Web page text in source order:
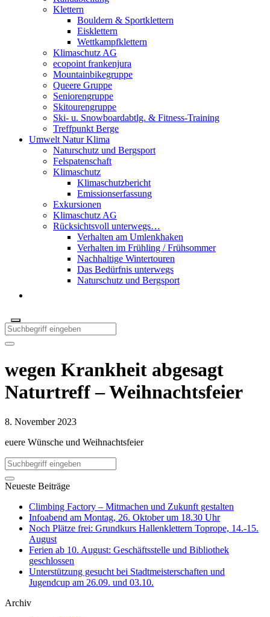
Klettern
Bouldern & Sportklettern
Eisklettern
Wettkampfklettern
Klimaschutz AG
ecopoint frankenjura
Mountainbikegruppe
Queere Gruppe
Seniorengruppe
Skitourengruppe
Ski- u. Snowboardabtlg. & Fitness-Training
Treffpunkt Berge
Umwelt Natur Klima
Naturschutz und Bergsport
Felspatenschaft
Klimaschutz
Klimaschutzbericht
Emissionserfassung
Exkursionen
Klimaschutz AG
Rücksichtsvoll unterwegs…
Verhalten am Umlenkhaken
Verhalten im Frühling / Frühsommer
Nachhaltige Wintertouren
Das Bedürfnis unterwegs
Naturschutz und Bergsport
wegen Krankheit abgesagt
Naturtreff – Weihnachtsfeier
8. November 2023
euere Wünsche und Weihnachtsfeier
Neueste Beiträge
Climbing Factory – Mitmachen und Zukunft gestalten
Infoabend am Montag, 26. Oktober um 18.30 Uhr
Noch Plätze frei: Grundkurs Hallenklettern Toprope, 14.-15.
August
Ferien ab 10. August: Geschäftsstelle und Bibliothek
geschlossen
Unterstützung gesucht bei Stadtmeisterschaften und
Jugendcup am 26.09. und 03.10.
Archiv